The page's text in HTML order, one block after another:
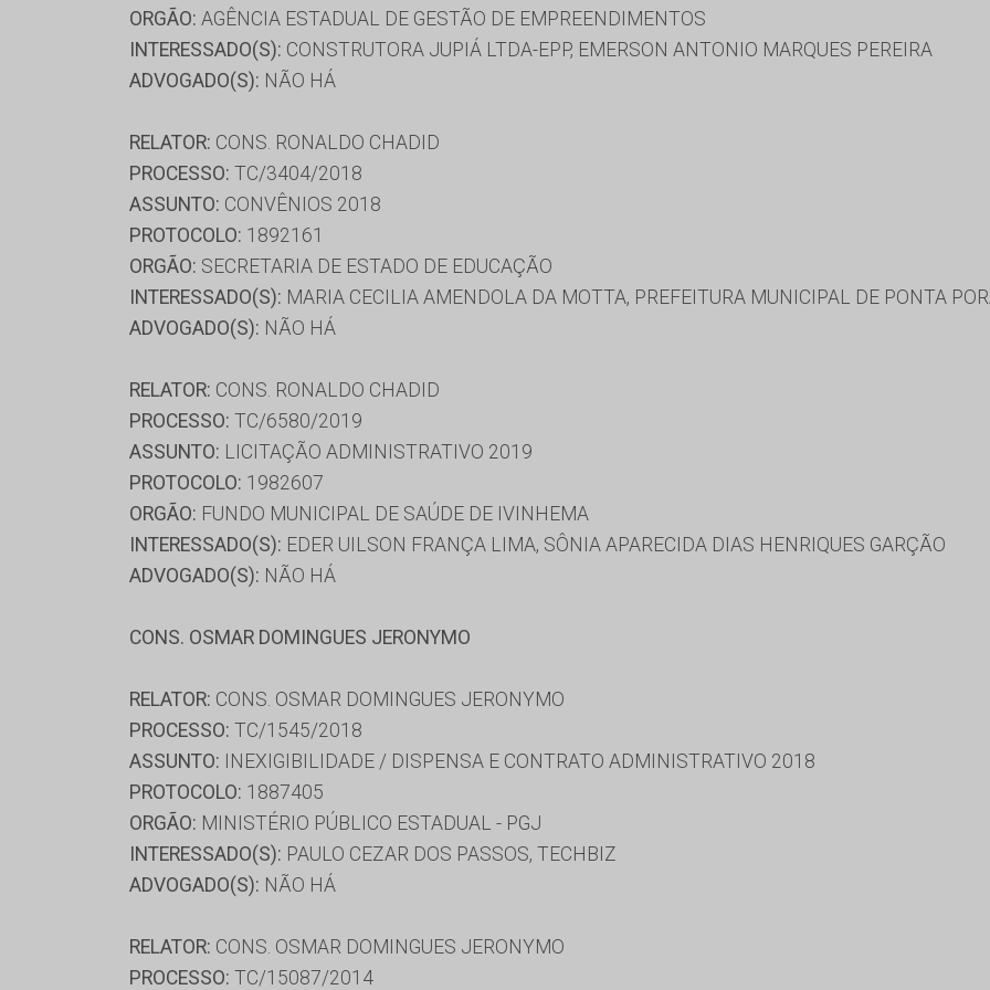
ORGÃO: AGÊNCIA ESTADUAL DE GESTÃO DE EMPREENDIMENTOS
INTERESSADO(S): CONSTRUTORA JUPIÁ LTDA-EPP, EMERSON ANTONIO MARQUES PEREIRA
ADVOGADO(S): NÃO HÁ
RELATOR: CONS. RONALDO CHADID
PROCESSO: TC/3404/2018
ASSUNTO: CONVÊNIOS 2018
PROTOCOLO: 1892161
ORGÃO: SECRETARIA DE ESTADO DE EDUCAÇÃO
INTERESSADO(S): MARIA CECILIA AMENDOLA DA MOTTA, PREFEITURA MUNICIPAL DE PONTA
ADVOGADO(S): NÃO HÁ
RELATOR: CONS. RONALDO CHADID
PROCESSO: TC/6580/2019
ASSUNTO: LICITAÇÃO ADMINISTRATIVO 2019
PROTOCOLO: 1982607
ORGÃO: FUNDO MUNICIPAL DE SAÚDE DE IVINHEMA
INTERESSADO(S): EDER UILSON FRANÇA LIMA, SÔNIA APARECIDA DIAS HENRIQUES GARÇÃO
ADVOGADO(S): NÃO HÁ
CONS. OSMAR DOMINGUES JERONYMO
RELATOR: CONS. OSMAR DOMINGUES JERONYMO
PROCESSO: TC/1545/2018
ASSUNTO: INEXIGIBILIDADE / DISPENSA E CONTRATO ADMINISTRATIVO 2018
PROTOCOLO: 1887405
ORGÃO: MINISTÉRIO PÚBLICO ESTADUAL - PGJ
INTERESSADO(S): PAULO CEZAR DOS PASSOS, TECHBIZ
ADVOGADO(S): NÃO HÁ
RELATOR: CONS. OSMAR DOMINGUES JERONYMO
PROCESSO: TC/15087/2014